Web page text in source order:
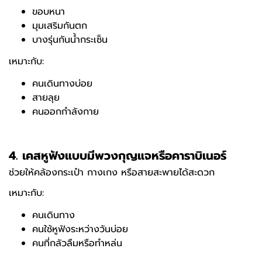
ขอบหนา
มุมเสริมกันตก
บางรุ่นกันน้ำกระเซ็น
เหมาะกับ:
คนเดินทางบ่อย
สายลุย
คนออกกำลังกาย
4. เคสหูฟังแบบมีพวงกุญแจหรือคาราบิเนอร์
ช่วยให้คล้องกระเป๋า กางเกง หรือสายสะพายได้สะดวก
เหมาะกับ:
คนเดินทาง
คนใช้หูฟังระหว่างวันบ่อย
คนที่กลัวลืมหรือทำหล่น